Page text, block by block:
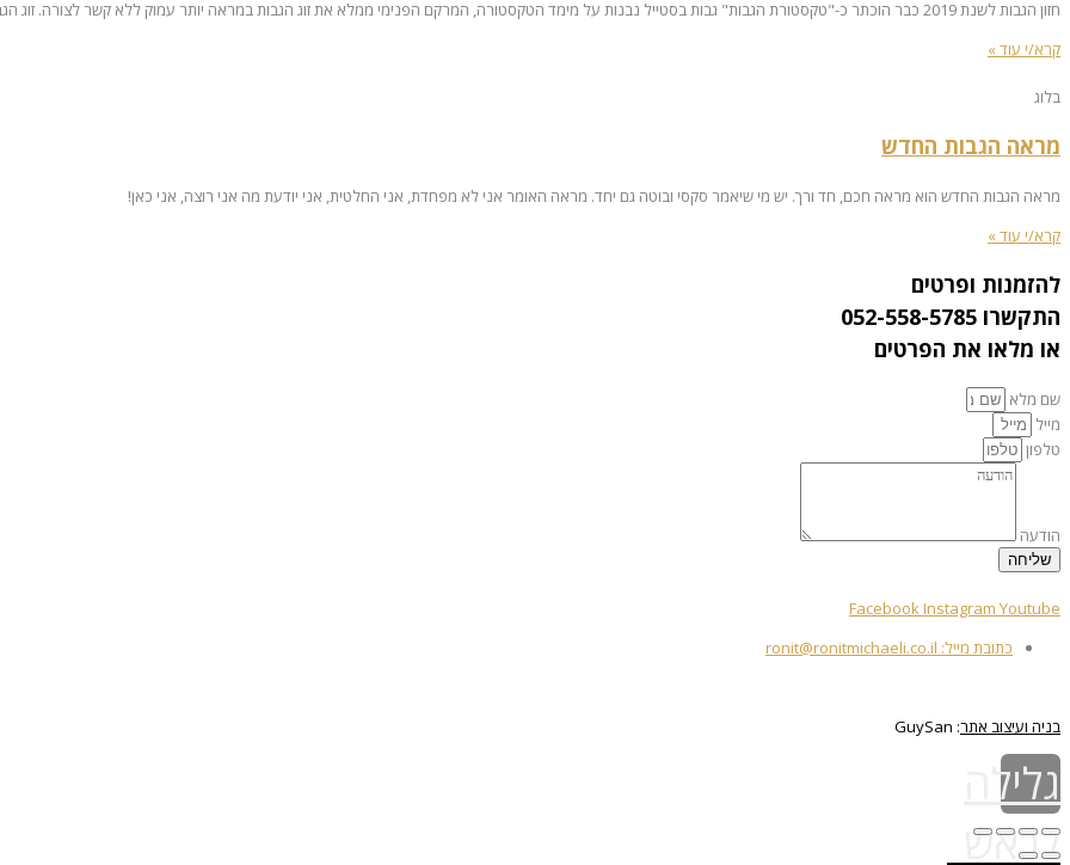
חזון הגבות לשנת 2019 כבר הוכתר כ-"טקסטורת הגבות" גבות בסטייל נבנות על מימד הטקסטורה, המרקם הפנימי ממלא את זוג הגבות במראה יותר עמוק ללא קשר לצורה. זוג הגבות צריך להראות טבעי לא מצויר וללא שינוי קיצוני במראה הגבות איתו נולדנו.
קרא/י עוד »
בלוג
מראה הגבות החדש
מראה הגבות החדש הוא מראה חכם, חד ורך. יש מי שיאמר סקסי ובוטה גם יחד. מראה האומר אני לא מפחדת, אני החלטית, אני יודעת מה אני רוצה, אני כאן!
קרא/י עוד »
להזמנות ופרטים
התקשרו 052-558-5785
או מלאו את הפרטים
שם מלא
מייל
טלפון
הודעה
שליחה
FacebookInstagram Youtube
כתובת מייל: ronit@ronitmichaeli.co.il
בניה ועיצוב אתר: GuySan
גלילה
לראש